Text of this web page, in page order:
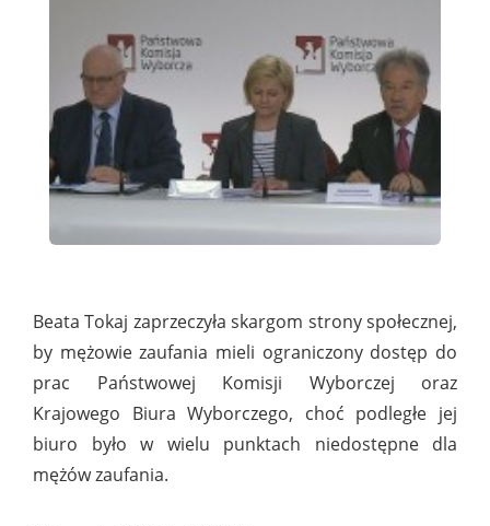
Beata Tokaj zaprzeczyła skargom strony społecznej,
by mężowie zaufania mieli ograniczony dostęp do
prac Państwowej Komisji Wyborczej oraz
Krajowego Biura Wyborczego, choć podległe jej
biuro było w wielu punktach niedostępne dla
mężów zaufania.